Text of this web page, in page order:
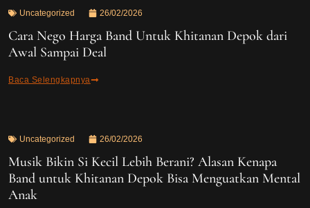
Uncategorized 26/02/2026
Cara Nego Harga Band Untuk Khitanan Depok dari
Awal Sampai Deal
Baca Selengkapnya
Uncategorized 26/02/2026
Musik Bikin Si Kecil Lebih Berani? Alasan Kenapa
Band untuk Khitanan Depok Bisa Menguatkan Mental
Anak